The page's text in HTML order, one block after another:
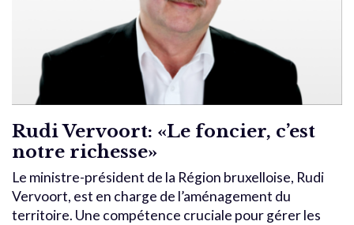
Rudi Vervoort: «Le foncier, c’est
notre richesse»
Le ministre-président de la Région bruxelloise, Rudi
Vervoort, est en charge de l’aménagement du
territoire. Une compétence cruciale pour gérer les